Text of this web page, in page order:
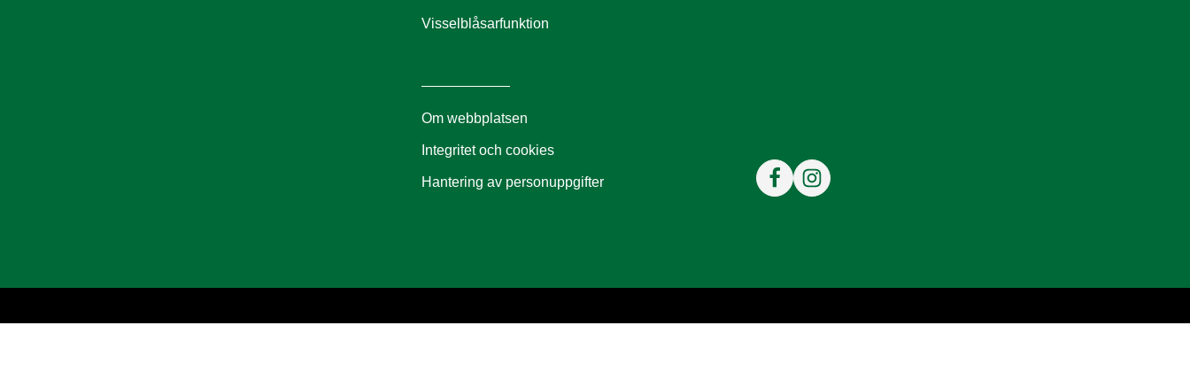
Visselblåsarfunktion
Om webbplatsen
Integritet och cookies
Hantering av personuppgifter